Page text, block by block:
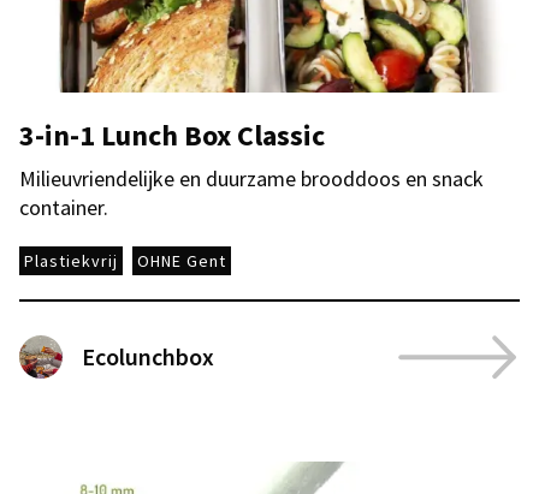
3-in-1 Lunch Box Classic
Milieuvriendelijke en duurzame brooddoos en snack
container.
Plastiekvrij OHNE Gent
Ecolunchbox